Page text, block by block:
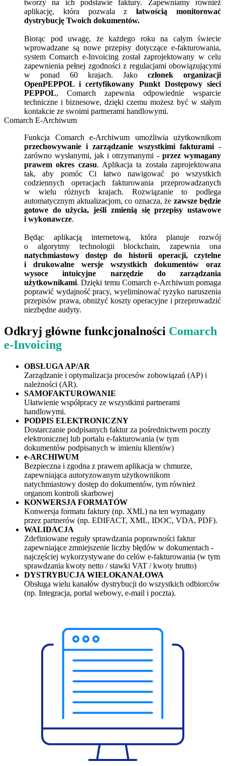
tworzy na ich podstawie faktury. Zapewniamy również
aplikację, która pozwala z łatwością monitorować
dystrybucję Twoich dokumentów.
Biorąc pod uwagę, że każdego roku na całym świecie
wprowadzane są nowe przepisy dotyczące e-fakturowania,
system Comarch e-Invoicing został zaprojektowany w celu
zapewnienia pełnej zgodności z regulacjami obowiązującymi
w ponad 60 krajach. Jako członek organizacji
OpenPEPPOL i certyfikowany Punkt Dostępowy sieci
PEPPOL, Comarch zapewnia odpowiednie wsparcie
techniczne i biznesowe, dzięki czemu możesz być w stałym
kontakcie ze swoimi partnerami handlowymi.
Comarch E-Archiwum
Funkcja Comarch e-Archiwum umożliwia użytkownikom
przechowywanie i zarządzanie wszystkimi fakturami-
zarówno wysłanymi, jak i otrzymanymi - przez wymagany
prawem okres czasu. Aplikacja ta została zaprojektowana
tak, aby pomóc Ci łatwo nawigować po wszystkich
codziennych operacjach fakturowania przeprowadzanych
w wielu różnych krajach. Rozwiązanie to podlega
automatycznym aktualizacjom, co oznacza, że zawsze będzie
gotowe do użycia, jeśli zmienią się przepisy ustawowe
i wykonawcze.
Będąc aplikacją internetową, która planuje rozwój
o algorytmy technologii blockchain, zapewnia ona
natychmiastowy dostęp do historii operacji, czytelne
i drukowalne wersje wszystkich dokumentów oraz
wysoce intuicyjne narzędzie do zarządzania
użytkownikami. Dzięki temu Comarch e-Archiwum pomaga
poprawić wydajność pracy, wyeliminować ryzyko naruszenia
przepisów prawa, obniżyć koszty operacyjne i przeprowadzić
niezbędne audyty.
Odkryj główne funkcjonalności Comarch
e-Invoicing
OBSŁUGA AP/AR
Zarządzanie i optymalizacja procesów zobowiązań (AP) i
należności (AR).
SAMOFAKTUROWANIE
Ułatwienie współpracy ze wszystkimi partnerami
handlowymi.
PODPIS ELEKTRONICZNY
Dostarczanie podpisanych faktur za pośrednictwem poczty
elektronicznej lub portalu e-fakturowania (w tym
dokumentów podpisanych w imieniu klientów)
e-ARCHIWUM
Bezpieczna i zgodna z prawem aplikacja w chmurze,
zapewniająca autoryzowanym użytkownikom
natychmiastowy dostęp do dokumentów, tym również
organom kontroli skarbowej
KONWERSJA FORMATÓW
Konwersja formatu faktury (np. XML) na ten wymagany
przez partnerów (np. EDIFACT, XML, IDOC, VDA, PDF).
WALIDACJA
Zdefiniowane reguły sprawdzania poprawności faktur
zapewniające zmniejszenie liczby błędów w dokumentach -
najczęściej wykorzystywane do celów e-fakturowania (w tym
sprawdzania kwoty netto / stawki VAT / kwoty brutto)
DYSTRYBUCJA WIELOKANAŁOWA
Obsługa wielu kanałów dystrybucji do wszystkich odbiorców
(np. Integracja, portal webowy, e-mail i poczta).